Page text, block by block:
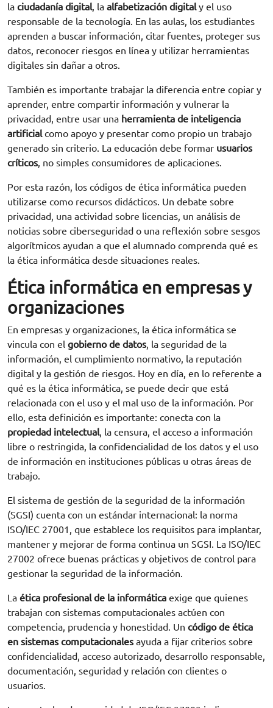
la ciudadanía digital, la alfabetización digitaly el uso
responsable de la tecnología. En las aulas, los estudiantes
aprenden a buscar información, citar fuentes, proteger sus
datos, reconocer riesgos en línea y utilizar herramientas
digitales sin dañar a otros.
También es importante trabajar la diferencia entre copiar y
aprender, entre compartir información y vulnerar la
privacidad, entre usar una herramienta de inteligencia
artificialcomo apoyo y presentar como propio un trabajo
generado sin criterio. La educación debe formar usuarios
críticos, no simples consumidores de aplicaciones.
Por esta razón, los códigos de ética informática pueden
utilizarse como recursos didácticos. Un debate sobre
privacidad, una actividad sobre licencias, un análisis de
noticias sobre ciberseguridad o una reflexión sobre sesgos
algorítmicos ayudan a que el alumnado comprenda qué es
la ética informática desde situaciones reales.
Ética informática en empresas y
organizaciones
En empresas y organizaciones, la ética informática se
vincula con el gobierno de datos, la seguridad de la
información, el cumplimiento normativo, la reputación
digital y la gestión de riesgos. Hoy en día, en lo referente a
qué es la ética informática, se puede decir que está
relacionada con el uso y el mal uso de la información. Por
ello, esta definición es importante: conecta con la
propiedad intelectual, la censura, el acceso a información
libre o restringida, la confidencialidad de los datos y el uso
de información en instituciones públicas u otras áreas de
trabajo.
El sistema de gestión de la seguridad de la información
(SGSI) cuenta con un estándar internacional: la norma
ISO/IEC 27001, que establece los requisitos para implantar,
mantener y mejorar de forma continua un SGSI. La ISO/IEC
27002 ofrece buenas prácticas y objetivos de control para
gestionar la seguridad de la información.
La ética profesional de la informática exige que quienes
trabajan con sistemas computacionales actúen con
competencia, prudencia y honestidad. Un código de ética
en sistemas computacionales ayuda a fijar criterios sobre
confidencialidad, acceso autorizado, desarrollo responsable,
documentación, seguridad y relación con clientes o
usuarios.
Solicita información